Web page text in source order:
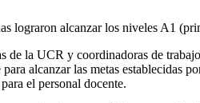
lograron alcanzar los niveles A1
la UCR y coordinadoras de
alcanzar las metas establecidas
el personal docente.